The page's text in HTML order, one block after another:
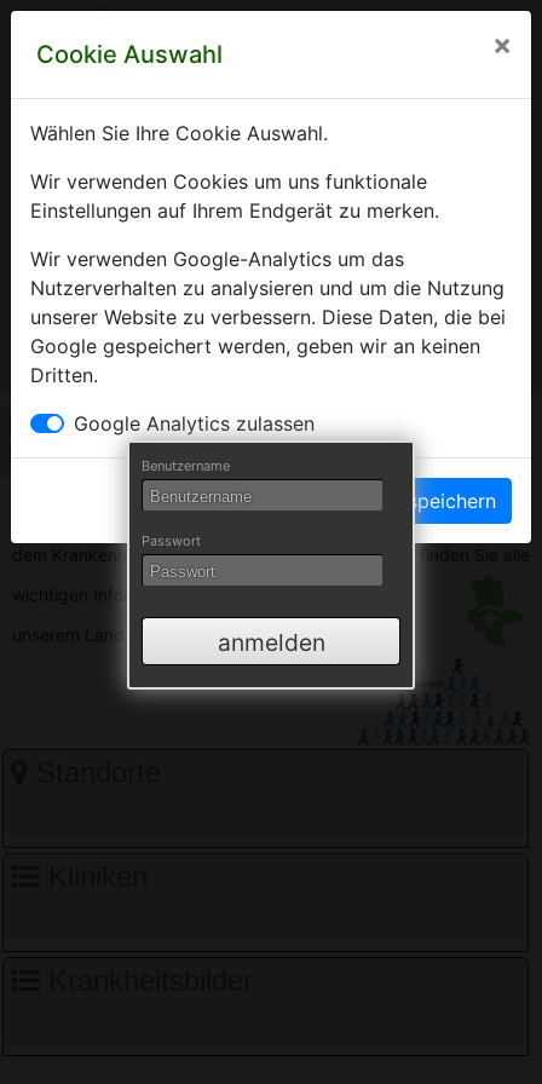
Krankenhausverzeichnis
Sachsen-Anhalt
Ein Service der Krankenhausgesellschaft Sachsen-Anhalt
e.V.
Herzlich Willkommen auf den Seiten der
Krankenhäuser Sachsen-Anhalts
Die Krankenhausgesellschaft Sachsen-Anhalt begrüßt Sie auf
dem Krankenhausverzeichnis Sachsen-Anhalt. Hier finden Sie alle
Benutzername
Passwort
anmelden
Cookie Auswahl ×
Wählen Sie Ihre Cookie Auswahl.
Wir verwenden Cookies um uns funktionale
Einstellungen auf Ihrem Endgerät zu merken.
Wir verwenden Google-Analytics um das
Nutzerverhalten zu analysieren und um die Nutzung
unserer Website zu verbessern. Diese Daten, die bei
Google gespeichert werden, geben wir an keinen
Dritten.
Google Analytics zulassen
Einstellungen speichern